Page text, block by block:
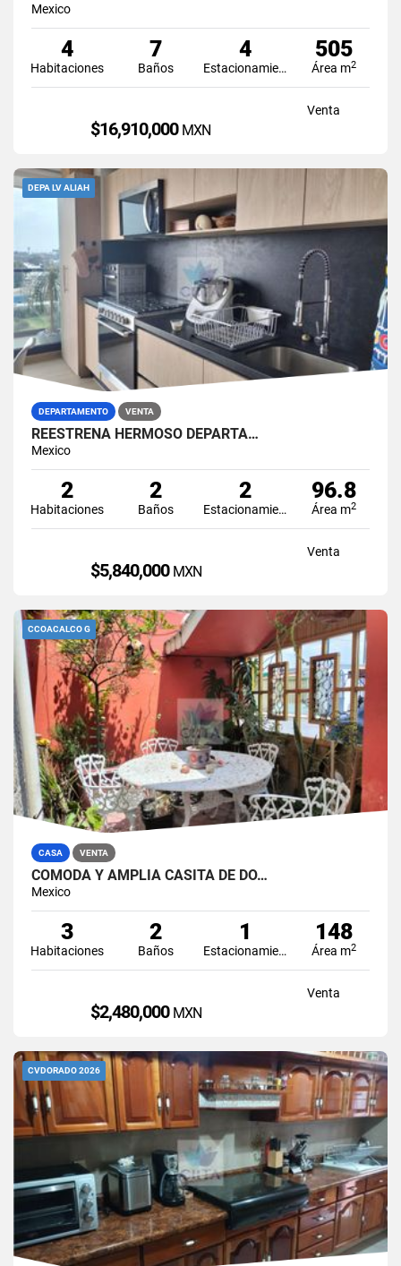
Mexico
4
Habitaciones
7
Baños
4
Estacionamiento
505
Área m2
Venta
$16,910,000 MXN
DEPA LV ALIAH
DEPARTAMENTO VENTA
REESTRENA HERMOSO DEPARTA…
Mexico
2
Habitaciones
2
Baños
2
Estacionamiento
96.8
Área m2
Venta
$5,840,000 MXN
CCOACALCO G
CASA VENTA
CÓMODA Y AMPLIA CASITA DE DO…
Mexico
3
Habitaciones
2
Baños
1
Estacionamiento
148
Área m2
Venta
$2,480,000 MXN
CVDORADO 2026